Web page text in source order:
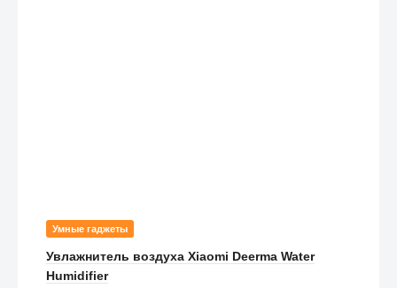
Умные гаджеты
Увлажнитель воздуха Xiaomi Deerma Water
Humidifier